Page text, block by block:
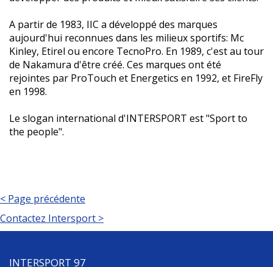
A partir de 1983, IIC a développé des marques
aujourd'hui reconnues dans les milieux sportifs: Mc
Kinley, Etirel ou encore TecnoPro. En 1989, c'est au tour
de Nakamura d'être créé. Ces marques ont été
rejointes par ProTouch et Energetics en 1992, et FireFly
en 1998.
Le slogan international d'INTERSPORT est "Sport to
the people".
< Page précédente
Contactez Intersport >
INTERSPORT 97